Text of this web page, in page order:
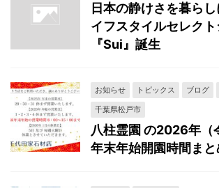
日本の静けさを暮ら
イフスタイルセレク
『Sui』誕生
お知らせ トピックス ブログ
千葉県松戸市
八柱霊園 の2026年（
年末年始開園時間まと